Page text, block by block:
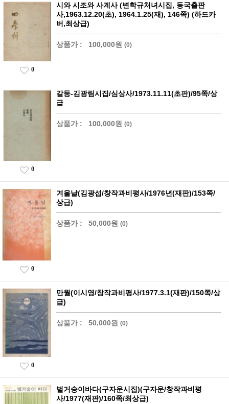
시와 시조와 사계사 (변학규처녀시집, 동국출판
사,1963.12.20(초), 1964.1.25(재), 146쪽) (하드카
버,최상급)
상품가 : 100,000원 (0)
0
갈등-김광림시집/심상사/1973.11.11(초판)/95쪽/상
급
상품가 : 100,000원 (0)
0
겨울날(김광섭/창작과비평사/1976년(재판)/153쪽/
상급)
상품가 : 50,000원 (0)
0
만월(이시영/창작과비평사/1977.3.1(재판)/150쪽/상
급)
상품가 : 50,000원 (0)
0
벌거숭이바다(구자운시집)(구자운/창작과비평
사/1977(재판)/160쪽/최상급)